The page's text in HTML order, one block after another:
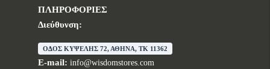
ΠΛΗΡΟΦΟΡΙΕΣ
Διεύθυνση:
ΟΔΟΣ ΚΥΨΕΛΗΣ 72, ΑΘΗΝΑ, TK 11362
E-mail: info@wisdomstores.com